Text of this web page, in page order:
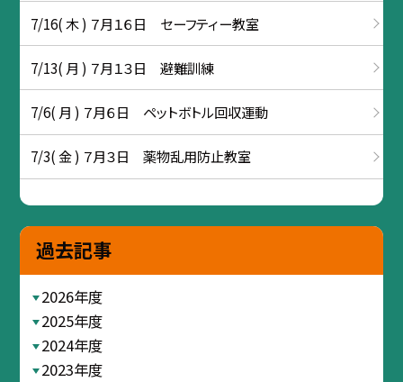
7/16( 木 ) ７月１６日 セーフティー教室
7/13( 月 ) ７月１３日 避難訓練
7/6( 月 ) ７月６日 ペットボトル回収運動
7/3( 金 ) ７月３日 薬物乱用防止教室
過去記事
2026年度
2025年度
2024年度
2023年度